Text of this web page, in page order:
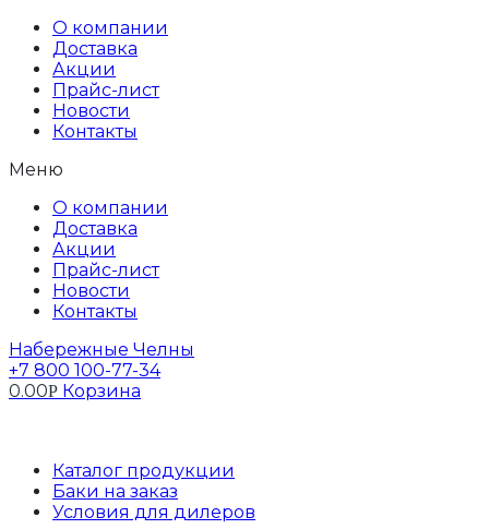
Перейти
содержимому
О компании
Доставка
Акции
Прайс-лист
Новости
Контакты
Меню
О компании
Доставка
Акции
Прайс-лист
Новости
Контакты
Набережные Челны
+7 800 100-77-34
0.00Р Корзина
Каталог продукции
Баки на заказ
Условия для дилеров